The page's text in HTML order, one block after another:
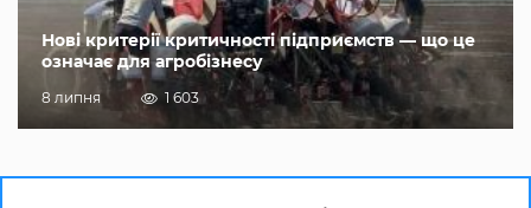
Нові критерії критичності підприємств — що це
означає для агробізнесу
8 липня 1 603